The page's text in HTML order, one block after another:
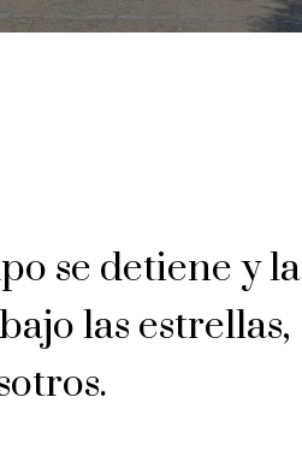
se detiene y la
las estrellas,